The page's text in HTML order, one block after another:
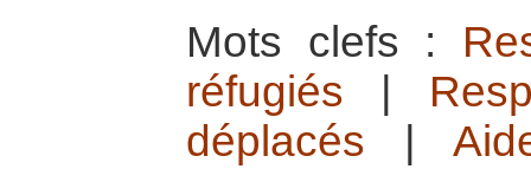
Mots clefs :
réfugiés
déplacés